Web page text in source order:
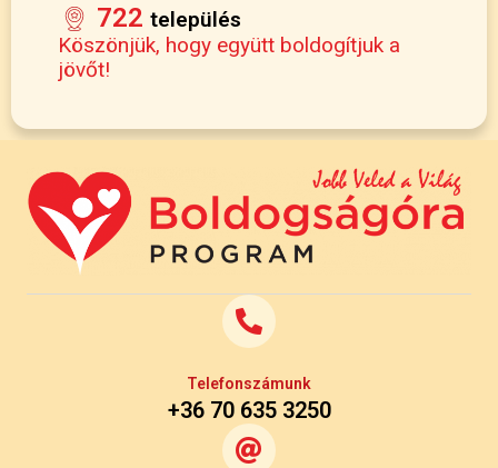
722 település
Köszönjük, hogy együtt boldogítjuk a
jövőt!
Telefonszámunk
+36 70 635 3250